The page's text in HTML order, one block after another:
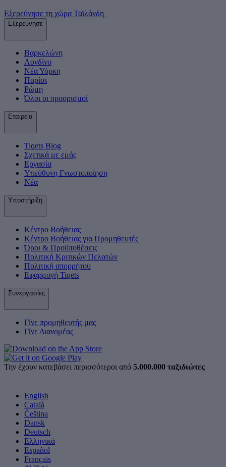
Εξερεύνησε τη χώρα Ταϊλάνδη
Εξερεύνησε
Βαρκελώνη
Λονδίνο
Νέα Υόρκη
Παρίσι
Ρώμη
Όλοι οι προορισμοί
Εταιρεία
Tiqets Βlog
Σχετικά με εμάς
Εργασία
Υπεύθυνη Γνωστοποίηση
Νέα
Υποστήριξη
Κέντρο Βοήθειας
Κέντρο Βοήθειας για Προμηθευτές
Όροι & Προϋποθέσεις
Πολιτική Κριτικών Πελατών
Πολιτική απορρήτου
Εφαρμογή Tiqets
Συνεργασίες
Γίνε προμηθευτής μας
Γίνε Διανομέας
Την έχουν κατεβάσει περισσότεροι από 5.000.000 ταξιδιώτες
English
Català
Čeština
Dansk
Deutsch
Ελληνικά
Español
Français